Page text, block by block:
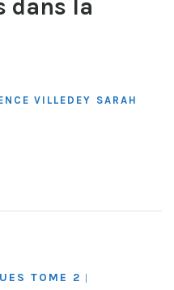
dans la
VILLEDEY
SARAH
TOME 2